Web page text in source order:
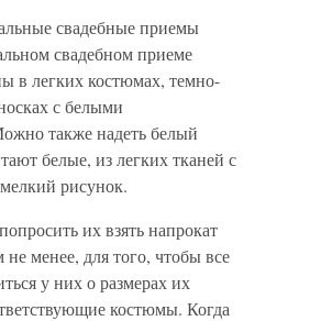
свадебные приемы
свадебном приеме
в легких костюмах, темно-
с белыми
также надеть белый
белые, из легких тканей с
рисунок.
их взять напрокат
менее, для того, чтобы все
у них о размерах их
костюмы. Когда